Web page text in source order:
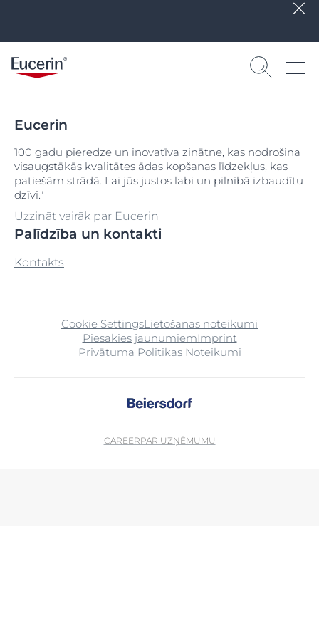
Eucerin
100 gadu pieredze un inovatīva zinātne, kas nodrošina
visaugstākās kvalitātes ādas kopšanas līdzekļus, kas
patiešām strādā. Lai jūs justos labi un pilnībā izbaudītu
dzīvi."
Uzzināt vairāk par Eucerin
Palīdzība un kontakti
Kontakts
Cookie SettingsLietošanas noteikumi
Piesakies jaunumiemImprint
Privātuma Politikas Noteikumi
CAREERPAR UZŅĒMUMU